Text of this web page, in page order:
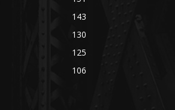
143
130
125
106